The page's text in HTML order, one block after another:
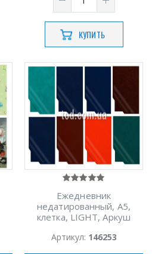
КУПИТЬ
Ежедневник
недатированный, А5,
клетка, LIGHT, Аркуш
Артикул: 146253